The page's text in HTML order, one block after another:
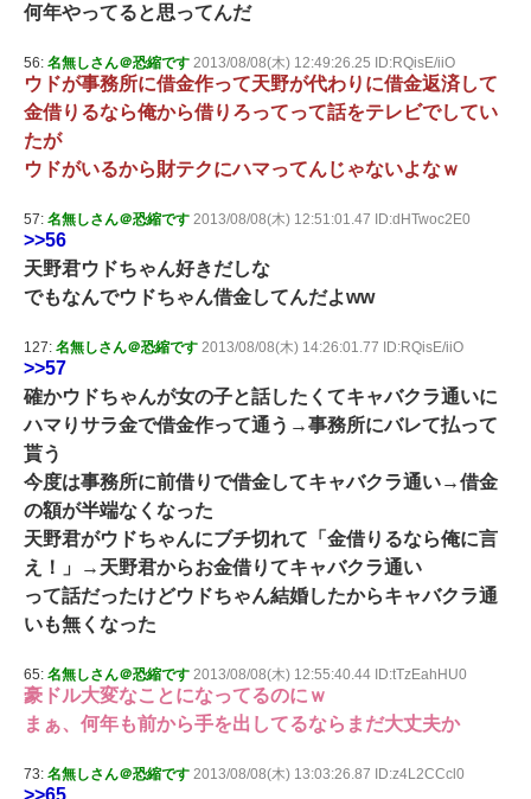
何年やってると思ってんだ
56: 名無しさん＠恐縮です 2013/08/08(木) 12:49:26.25 ID:RQisE/iiO
ウドが事務所に借金作って天野が代わりに借金返済して
金借りるなら俺から借りろってって話をテレビでしてい
たが
ウドがいるから財テクにハマってんじゃないよなｗ
57: 名無しさん＠恐縮です 2013/08/08(木) 12:51:01.47 ID:dHTwoc2E0
>>56
天野君ウドちゃん好きだしな
でもなんでウドちゃん借金してんだよww
127: 名無しさん＠恐縮です 2013/08/08(木) 14:26:01.77 ID:RQisE/iiO
>>57
確かウドちゃんが女の子と話したくてキャバクラ通いに
ハマりサラ金で借金作って通う→事務所にバレて払って
貰う
今度は事務所に前借りで借金してキャバクラ通い→借金
の額が半端なくなった
天野君がウドちゃんにブチ切れて「金借りるなら俺に言
え！」→天野君からお金借りてキャバクラ通い
って話だったけどウドちゃん結婚したからキャバクラ通
いも無くなった
65: 名無しさん＠恐縮です 2013/08/08(木) 12:55:40.44 ID:tTzEahHU0
豪ドル大変なことになってるのにｗ
まぁ、何年も前から手を出してるならまだ大丈夫か
73: 名無しさん＠恐縮です 2013/08/08(木) 13:03:26.87 ID:z4L2CCcl0
>>65